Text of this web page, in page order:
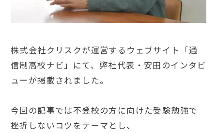
株式会社クリスクが運営するウェブサイト「通
信制高校ナビ」にて、弊社代表・安田のインタビ
ューが掲載されました。
今回の記事では不登校の方に向けた受験勉強で
挫折しないコツをテーマとし、